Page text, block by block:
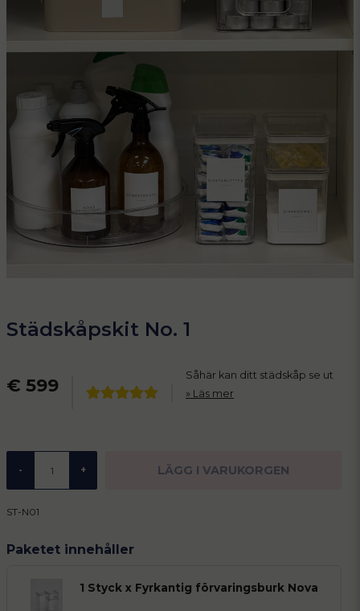
Städskåpskit No. 1
€ 599
Såhär kan ditt städskåp se ut
Läs mer
- + LÄGG I VARUKORGEN
ST-N01
Paketet innehåller
1 Styck x Fyrkantig förvaringsburk Nova